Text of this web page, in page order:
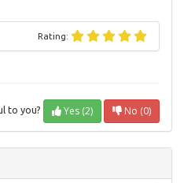
Rating:
to you? Yes (2) No (0)